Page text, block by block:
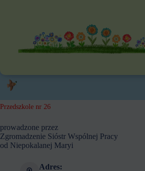
Przedszkole nr 26
prowadzone przez
Zgromadzenie Sióstr Wspólnej Pracy
od Niepokalanej Maryi
Adres: